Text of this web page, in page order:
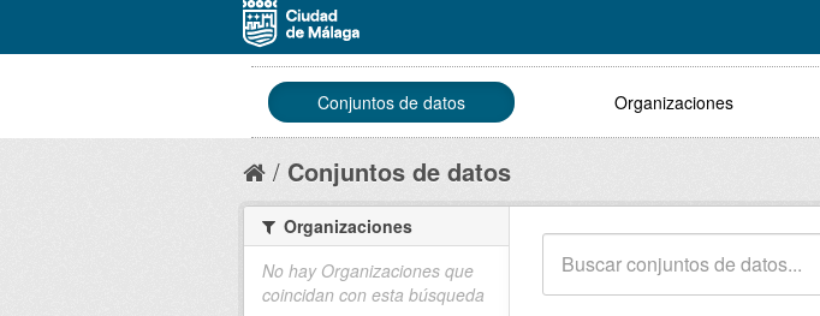
Conjuntos de datos Organizaciones
Conjuntos de datos
Organizaciones
No hay Organizaciones que
coincidan con esta búsqueda